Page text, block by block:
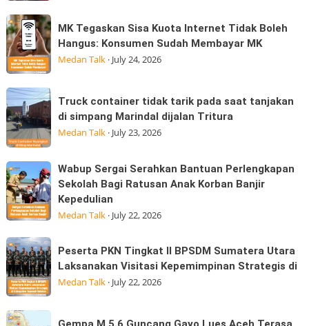
hadir
sore
hari
ini
25/07/2026
Datuk
Kabu,
Pasar
MK
Tegaskan
Sisa
Kuota
Internet
Tidak
Boleh
Hangus:
Sudah
Membayar
MK
MK Tegaskan Sisa Kuota Internet Tidak Boleh
Hangus: Konsumen Sudah Membayar MK
Medan Talk· July 24, 2026
Truck
container
tidak
tarik
pada
saat
tanjakan
di
Marindal
dijalan
Tritura
Truck container tidak tarik pada saat tanjakan
di simpang Marindal dijalan Tritura
Medan Talk· July 23, 2026
Wabup
Sergai
Serahkan
Bantuan
Perlengkapan
Sekolah
Bagi
Ratusan
Anak
Korban
Wabup Sergai Serahkan Bantuan Perlengkapan
Sekolah Bagi Ratusan Anak Korban Banjir
Kepedulian
Medan Talk· July 22, 2026
Peserta
PKN
Tingkat
II
BPSDM
Peserta PKN Tingkat II BPSDM Sumatera Utara
Laksanakan Visitasi Kepemimpinan Strategis di
Medan Talk· July 22, 2026
Gempa